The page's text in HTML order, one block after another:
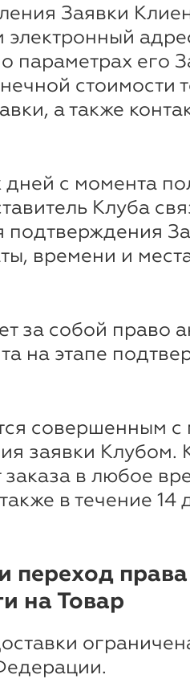
Заявки
электронный
параметрах его
стоимости
а также
дней с момента
Клуба
подтверждения
времени и
за собой право
на этапе
совершенным с
заявки Клубом.
заказа в любое
в течение 14
переход права
на Товар